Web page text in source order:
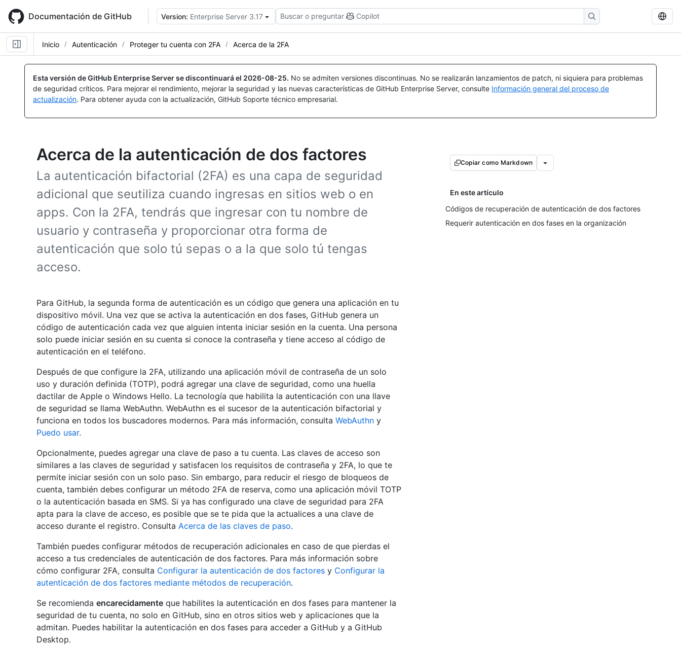
main
content
Documentación de GitHub Version: Enterprise Server 3.17 Buscar o preguntar Copilot
Inicio Autenticación Proteger tu cuenta con 2FA Acerca de la 2FA
Esta versión de GitHub Enterprise Server se discontinuará el 2026-08-25. No se admiten versiones discontinuas. No se realizarán lanzamientos de patch, ni siquiera para problemas
de seguridad críticos. Para mejorar el rendimiento, mejorar la seguridad y las nuevas características de GitHub Enterprise Server, consulte Información general del proceso de
actualización. Para obtener ayuda con la actualización, GitHub Soporte técnico empresarial.
Acerca de la autenticación de dos factores
La autenticación bifactorial (2FA) es una capa de seguridad
adicional que seutiliza cuando ingresas en sitios web o en
apps. Con la 2FA, tendrás que ingresar con tu nombre de
usuario y contraseña y proporcionar otra forma de
autenticación que solo tú sepas o a la que solo tú tengas
acceso.
Copiar como Markdown
En este artículo
Códigos de recuperación de autenticación de dos factores
Requerir autenticación en dos fases en la organización
Para GitHub, la segunda forma de autenticación es un código que genera una aplicación en tu
dispositivo móvil. Una vez que se activa la autenticación en dos fases, GitHub genera un
código de autenticación cada vez que alguien intenta iniciar sesión en la cuenta. Una persona
solo puede iniciar sesión en su cuenta si conoce la contraseña y tiene acceso al código de
autenticación en el teléfono.
Después de que configure la 2FA, utilizando una aplicación móvil de contraseña de un solo
uso y duración definida (TOTP), podrá agregar una clave de seguridad, como una huella
dactilar de Apple o Windows Hello. La tecnología que habilita la autenticación con una llave
de seguridad se llama WebAuthn. WebAuthn es el sucesor de la autenticación bifactorial y
funciona en todos los buscadores modernos. Para más información, consulta WebAuthn y
Puedo usar.
Opcionalmente, puedes agregar una clave de paso a tu cuenta. Las claves de acceso son
similares a las claves de seguridad y satisfacen los requisitos de contraseña y 2FA, lo que te
permite iniciar sesión con un solo paso. Sin embargo, para reducir el riesgo de bloqueos de
cuenta, también debes configurar un método 2FA de reserva, como una aplicación móvil TOTP
o la autenticación basada en SMS. Si ya has configurado una clave de seguridad para 2FA
apta para la clave de acceso, es posible que se te pida que la actualices a una clave de
acceso durante el registro. Consulta Acerca de las claves de paso.
También puedes configurar métodos de recuperación adicionales en caso de que pierdas el
acceso a tus credenciales de autenticación de dos factores. Para más información sobre
cómo configurar 2FA, consulta Configurar la autenticación de dos factores y Configurar la
autenticación de dos factores mediante métodos de recuperación.
Se recomienda encarecidamente que habilites la autenticación en dos fases para mantener la
seguridad de tu cuenta, no solo en GitHub, sino en otros sitios web y aplicaciones que la
admitan. Puedes habilitar la autenticación en dos fases para acceder a GitHub y a GitHub
Desktop.